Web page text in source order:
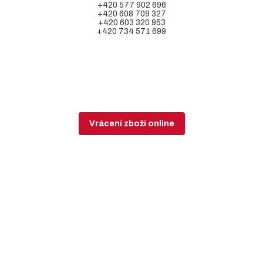
+420 577 902 696
+420 608 709 327
+420 603 320 953
+420 734 571 699
Vrácení zboží online